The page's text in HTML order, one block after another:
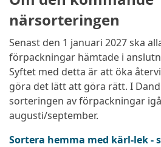
närsorteringen
Senast den 1 januari 2027 ska
förpackningar hämtade i
Syftet med detta är att öka
göra det lätt att göra rätt. I
sorteringen av förpackningar
augusti/september.
Sortera hemma med kärl-lek -